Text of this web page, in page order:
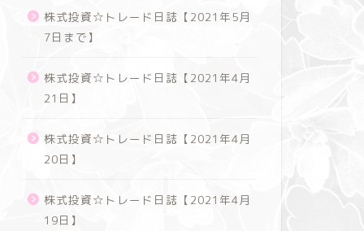
月10日～5月11日】
株式投資☆トレード日誌【2021年5月
7日まで】
株式投資☆トレード日誌【2021年4月
21日】
株式投資☆トレード日誌【2021年4月
20日】
株式投資☆トレード日誌【2021年4月
19日】